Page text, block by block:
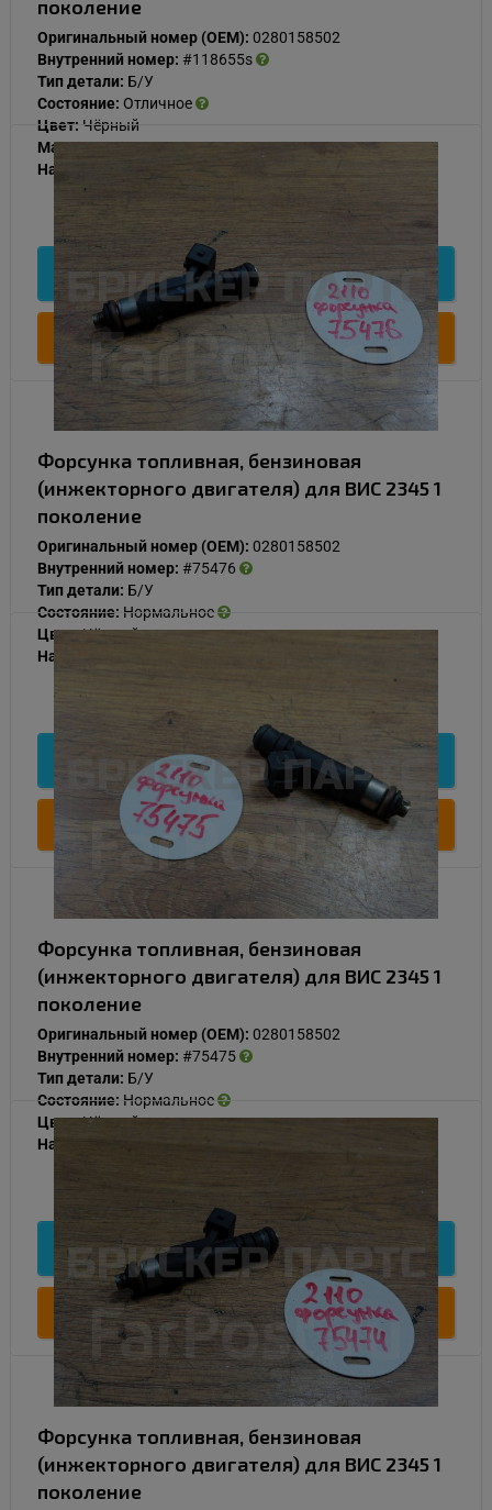
поколение
Оригинальный номер (OEM): 0280158502
Внутренний номер: #118655s
Тип детали: Б/У
Состояние: Отличное
Цвет: Чёрный
Материал:Пластик
Наличие:
Подробнее
Купить
Форсунка топливная, бензиновая
(инжекторного двигателя) для ВИС 2345 1
поколение
Оригинальный номер (OEM): 0280158502
Внутренний номер: #75476
Тип детали: Б/У
Состояние: Нормальное
Цвет:Чёрный
Наличие:
Подробнее
Купить
Форсунка топливная, бензиновая
(инжекторного двигателя) для ВИС 2345 1
поколение
Оригинальный номер (OEM): 0280158502
Внутренний номер: #75475
Тип детали: Б/У
Состояние: Нормальное
Цвет:Чёрный
Наличие:
Подробнее
Купить
Форсунка топливная, бензиновая
(инжекторного двигателя) для ВИС 2345 1
поколение